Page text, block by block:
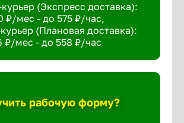
(Экспресс доставка):
₽/мес - до 575 ₽/час,
(Плановая доставка):
₽/мес - до 558 ₽/час
рабочую форму?